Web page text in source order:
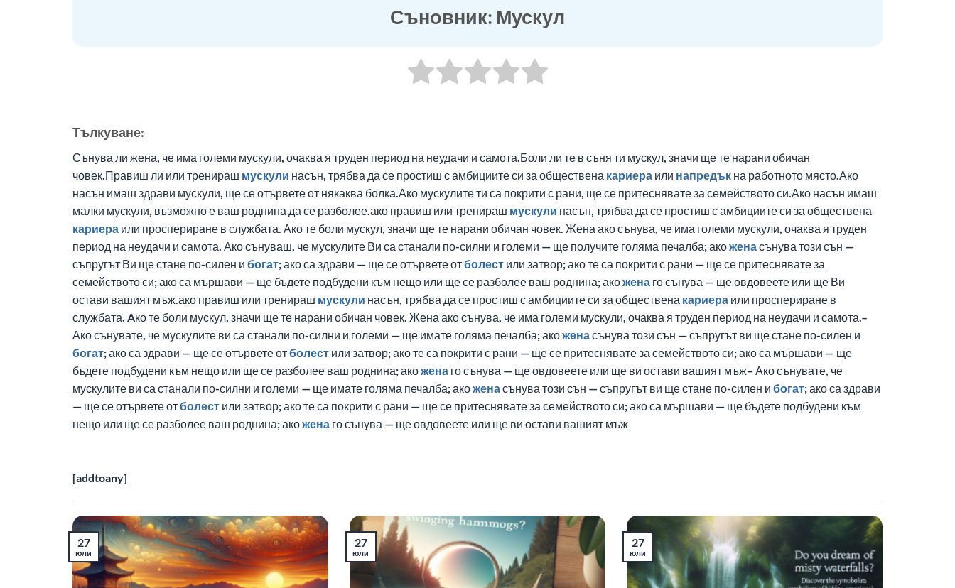
Съновник: Мускул
Tълкуване:
Сънува ли жена, че има големи мускули, очаква я труден период на неудачи и самота.Боли ли те в съня ти мускул, значи ще те нарани обичан
човек.Правиш ли или тренираш мускули насън, трябва да се простиш с амбициите си за обществена кариера или напредък на работното място.Ако
насън имаш здрави мускули, ще се отървете от някаква болка.Ако мускулите ти са покрити с рани, ще се притеснявате за семейството си.Ако насън имаш
малки мускули, възможно е ваш роднина да се разболее.ако правиш или тренираш мускули насън, трябва да се простиш с амбициите си за обществена
кариера или проспериране в службата. Ако те боли мускул, значи ще те нарани обичан човек. Жена ако сънува, че има големи мускули, очаква я труден
период на неудачи и самота. Ако сънуваш, че мускулите Ви са станали по-силни и големи — ще получите голяма печалба; акоженасънува този сън —
съпругът Ви ще стане по-силен и богат; ако са здрави — ще се отървете отболест или затвор; ако те са покрити с рани — ще се притеснявате за
семейството си; ако са мършави — ще бъдете подбудени към нещо или ще се разболее ваш роднина; акожена го сънува — ще овдовеете или ще Ви
остави вашият мъж.ако правиш или тренираш мускули насън, трябва да се простиш с амбициите си за обществена кариера или проспериране в
службата. Aко те боли мускул, значи ще те нарани обичан човек. Жена ако сънува, че има големи мускули, очаква я труден период на неудачи и самота.–
Ако сънувате, че мускулите ви са станали по-силни и големи — ще имате голяма печалба; акоженасънува този сън — съпругът ви ще стане по-силен и
богат; ако са здрави — ще се отървете отболест или затвор; ако те са покрити с рани — ще се притеснявате за семейството си; ако са мършави — ще
бъдете подбудени към нещо или ще се разболее ваш роднина; акожена го сънува — ще овдовеете или ще ви остави вашият мъж– Ако сънувате, че
мускулите ви са станали по-силни и големи — ще имате голяма печалба; акоженасънува този сън — съпругът ви ще стане по-силен и богат; ако са здрави
— ще се отървете отболест или затвор; ако те са покрити с рани — ще се притеснявате за семейството си; ако са мършави — ще бъдете подбудени към
нещо или ще се разболее ваш роднина; акожена го сънува — ще овдовеете или ще ви остави вашият мъж
[addtoany]
27
юли
27
юли
27
юли